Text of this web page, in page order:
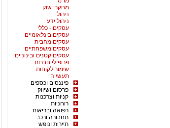
מחקרי שוק
ניהול
ניהול ידע
עסקים - כללי
עסקים בינלאומיים
עסקים מהבית
עסקים משפחתיים
עסקים קטנים ובינוניים
פרופילי חברות
שימור לקוחות
תעשייה
פיננסים וכספים
פרסום ושיווק
קניות וצרכנות
רוחניות
רפואה ובריאות
תחבורה ורכב
תיירות ונופש